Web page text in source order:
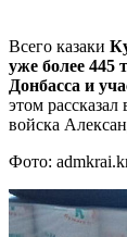
Всего казаки
уже более 445
Донбасса и
этом рассказал
войска
Фото: